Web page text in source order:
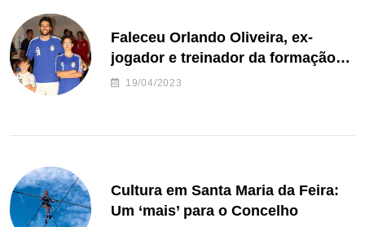
Faleceu Orlando Oliveira, ex-
jogador e treinador da formação
de andebol do Feirense
19/04/2023
Cultura em Santa Maria da Feira:
Um ‘mais’ para o Concelho